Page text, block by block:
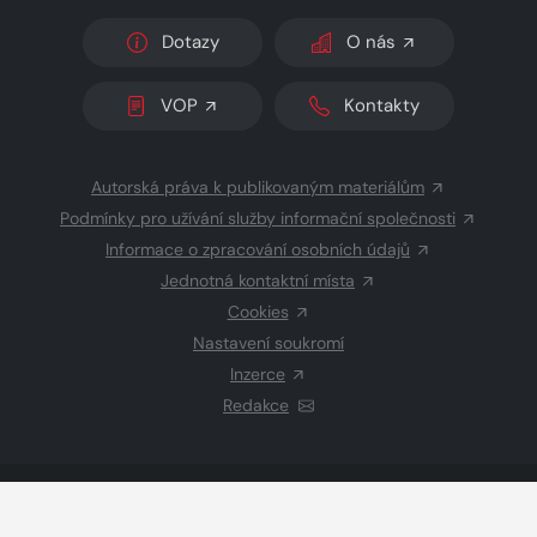
Dotazy O nás
VOP Kontakty
Autorská práva k publikovaným materiálům
Podmínky pro užívání služby informační společnosti
Informace o zpracování osobních údajů
Jednotná kontaktní místa
Cookies
Nastavení soukromí
Inzerce
Redakce